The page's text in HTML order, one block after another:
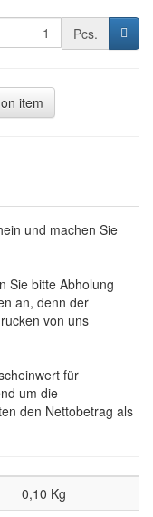
Pcs.
item
und machen Sie
Sie bitte Abholung
an, denn der
von uns
für
um die
den Nettobetrag als
0,10 Kg